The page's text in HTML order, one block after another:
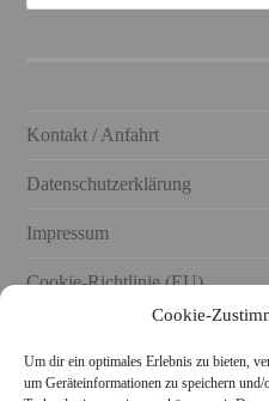
Cookie-
Um dir ein optimales Erlebnis zu bieten,
um Geräteinformationen zu speichern
Kontakt / Anfahrt
Datenschutzerklärung
Impressum
Cookie-Richtlinie (EU)